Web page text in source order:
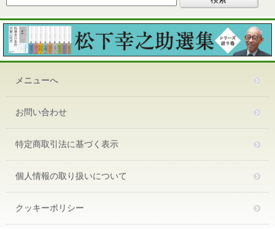
メニューへ
お問い合わせ
特定商取引法に基づく表示
個人情報の取り扱いについて
クッキーポリシー